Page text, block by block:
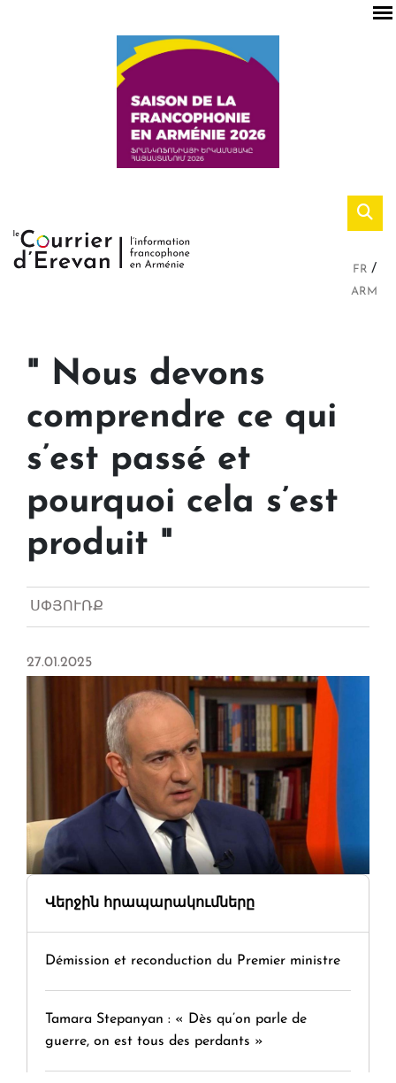
FR
ARM
" Nous devons
comprendre ce qui
s’est passé et
pourquoi cela s’est
produit "
ՍՓՅՈՒՌՔ
27.01.2025
Վերջին հրապարակումները
Démission et reconduction du Premier ministre
Tamara Stepanyan : « Dès qu’on parle de
guerre, on est tous des perdants »